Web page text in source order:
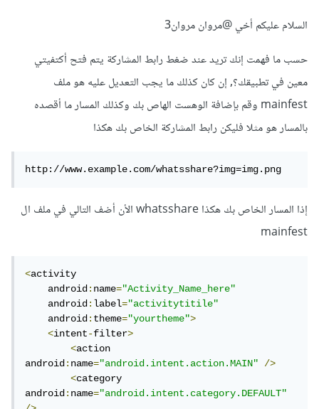
السلام عليكم أخي@مروان مروان3
حسب ما فهمت إنك تريد عند ضغط رابط المشاركة يتم فتح أكتفيتي
معين في تطبيقك؟, إن كان كذلك ما يجب التعديل عليه هو ملف
mainfest وقم بإضافة الوهست الهاص بك وكذلك المسار ما أقصده
بالمسار هو مثلا فليكن رابط المشاركة الخاص بك هكذا
http://www.example.com/whatsshare?img=img.png
إذا المسار الخاص بك هكذا whatsshare الأن أضف التالي في ملف ال
mainfest
<activity
    android
:name="Activity_Name_here"
    android
:label="activitytitile"
    android
:theme="yourtheme">
<intent-filter>
<action
android:name="android.intent.action.MAIN"
/>
<category
android:name="android.intent.category.DEFAULT"